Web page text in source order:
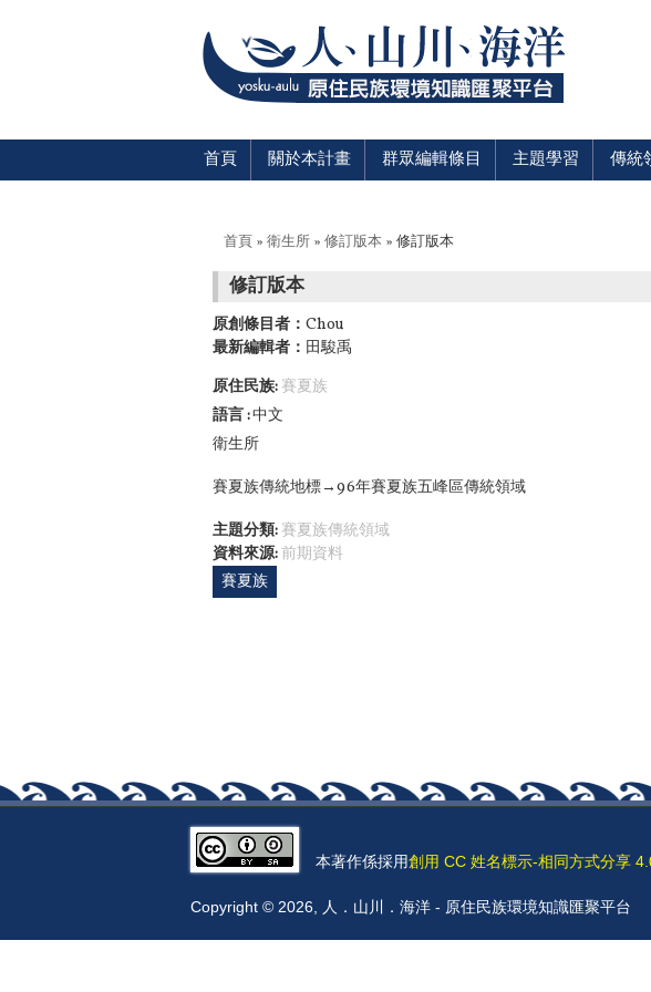
首頁 關於本計畫 群眾編輯條目 主題學習 傳統
您在這裡
首頁 » 衛生所 » 修訂版本 » 修訂版本
修訂版本
原創條目者： Chou
最新編輯者： 田駿禹
原住民族: 賽夏族
語言 中文
衛生所
賽夏族傳統地標→96年賽夏族五峰區傳統領域
主題分類: 賽夏族傳統領域
資料來源:前期資料
賽夏族
本著作係採用創用 CC 姓名標示-相同方式分享
Copyright © 2026, 人．山川．海洋 - 原住民族環境知識匯聚平台